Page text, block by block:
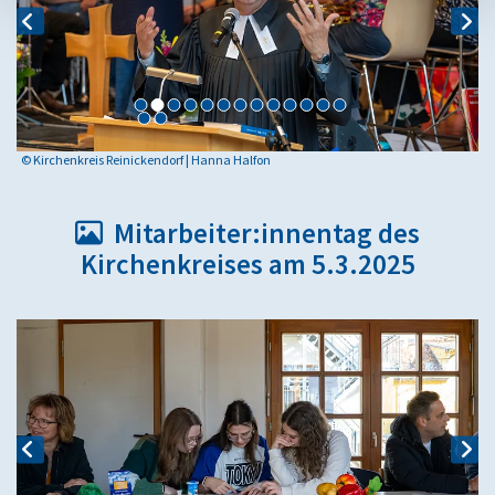
© Kirchenkreis Reinickendorf | Hanna Halfon
 Mitarbeiter:innentag des
Kirchenkreises am 5.3.2025